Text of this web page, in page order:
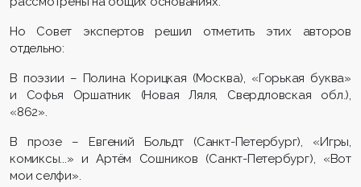
Но Совет экспертов решил отметить этих авторов
отдельно:
В поэзии – Полина Корицкая (Москва), «Горькая буква»
и Софья Оршатник (Новая Ляля, Свердловская обл.),
«862».
В прозе – Евгений Больдт (Санкт-Петербург), «Игры,
комиксы...» и Артём Сошников (Санкт-Петербург), «Вот
мои селфи».